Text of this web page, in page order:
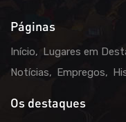
Páginas
Início Lugares em
Notícias
Empregos
Os destaques